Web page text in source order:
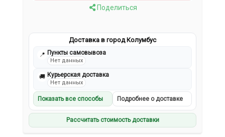
Поделиться
Доставка в город Колумбус
📍 Пункты самовывоза
Нет данных
🚚 Курьерская доставка
Нет данных
Показать все способы Подробнее о доставке
Рассчитать стоимость доставки